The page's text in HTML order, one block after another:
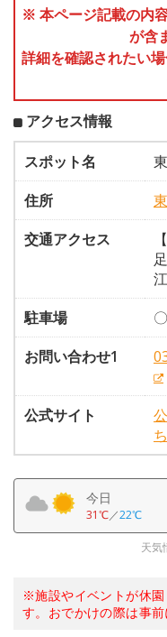
※ 本ページ記載の内
が含
詳細を確認されたい
アクセス情報
スポット名
住所
交通アクセス
駐車場
お問い合わせ1
公式サイト
今日
31℃／22℃
天気
※施設やイベントが休
す。おでかけの際は事前